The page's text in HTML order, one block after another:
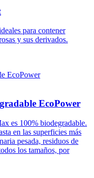
para contener
y sus derivados.
EcoPower
es 100% biodegradable.
en las superficies más
pesada, residuos de
los tamaños, por